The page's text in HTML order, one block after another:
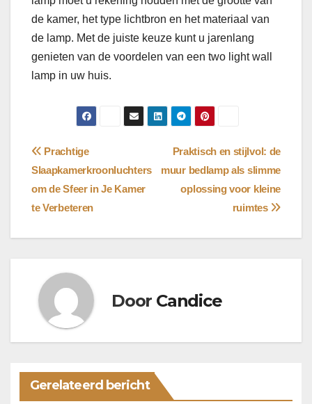
de kamer, het type lichtbron en het materiaal van
de lamp. Met de juiste keuze kunt u jarenlang
genieten van de voordelen van een two light wall
lamp in uw huis.
Bericht
navigatie
Praktisch en stijlvol: de
muur bedlamp als slimme
oplossing voor kleine
ruimtes
Prachtige
Slaapkamerkroonluchters
om de Sfeer in Je Kamer
te Verbeteren
Door Candice
Gerelateerd bericht